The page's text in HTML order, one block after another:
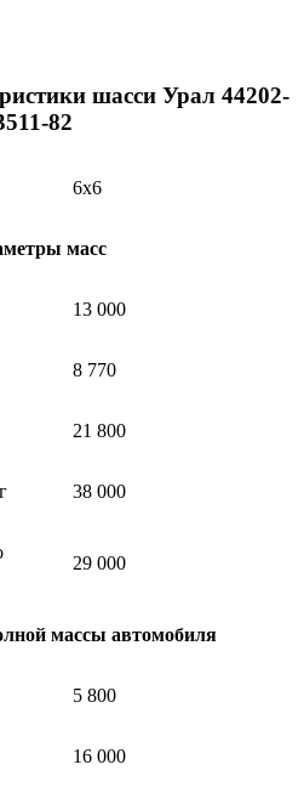
шасси Урал 44202-
82
6х6
масс
13 000
8 770
21 800
38 000
29 000
массы автомобиля
5 800
16 000